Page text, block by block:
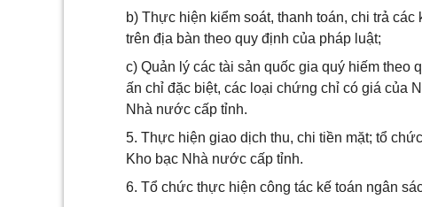
b) Thực hiện kiểm soát, thanh toán, chi trả
trên địa bàn theo quy định của pháp luật;
c) Quản lý các tài sản quốc gia quý hiếm theo
ấn chỉ đặc biệt, các loại chứng chỉ có giá của
Nhà nước cấp tỉnh.
5. Thực hiện giao dịch thu, chi tiền mặt; tổ
Kho bạc Nhà nước cấp tỉnh.
6. Tổ chức thực hiện công tác kế toán ngân